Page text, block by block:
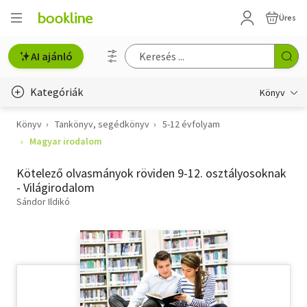
Üres
AI ajánló
Kategóriák Könyv
Életmód, egészség
Gyermek- és ifjúsági
Könyv Tankönyv, segédkönyv
5-12 évfolyam
Magyar irodalom
Kötelező olvasmányok röviden 9-12. osztályosoknak
- Világirodalom
Sándor Ildikó